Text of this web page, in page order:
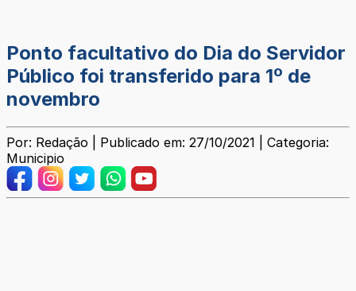
Ponto facultativo do Dia do Servidor
Público foi transferido para 1º de
novembro
Por: Redação | Publicado em: 27/10/2021 | Categoria:
Municipio